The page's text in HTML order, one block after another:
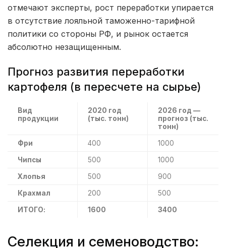
отмечают эксперты, рост переработки упирается
в отсутствие лояльной таможенно-тарифной
политики со стороны РФ, и рынок остается
абсолютно незащищенным.
Прогноз развития переработки
картофеля (в пересчете на сырье)
Вид
продукции
2020 год
(тыс. тонн)
2026 год —
прогноз (тыс.
тонн)
Фри 400 1000
Чипсы 500 1000
Хлопья 500 900
Крахмал 200 500
ИТОГО: 1600 3400
Селекция и семеноводство: